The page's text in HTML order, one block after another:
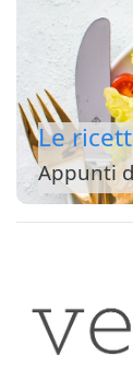
Le
Appunti